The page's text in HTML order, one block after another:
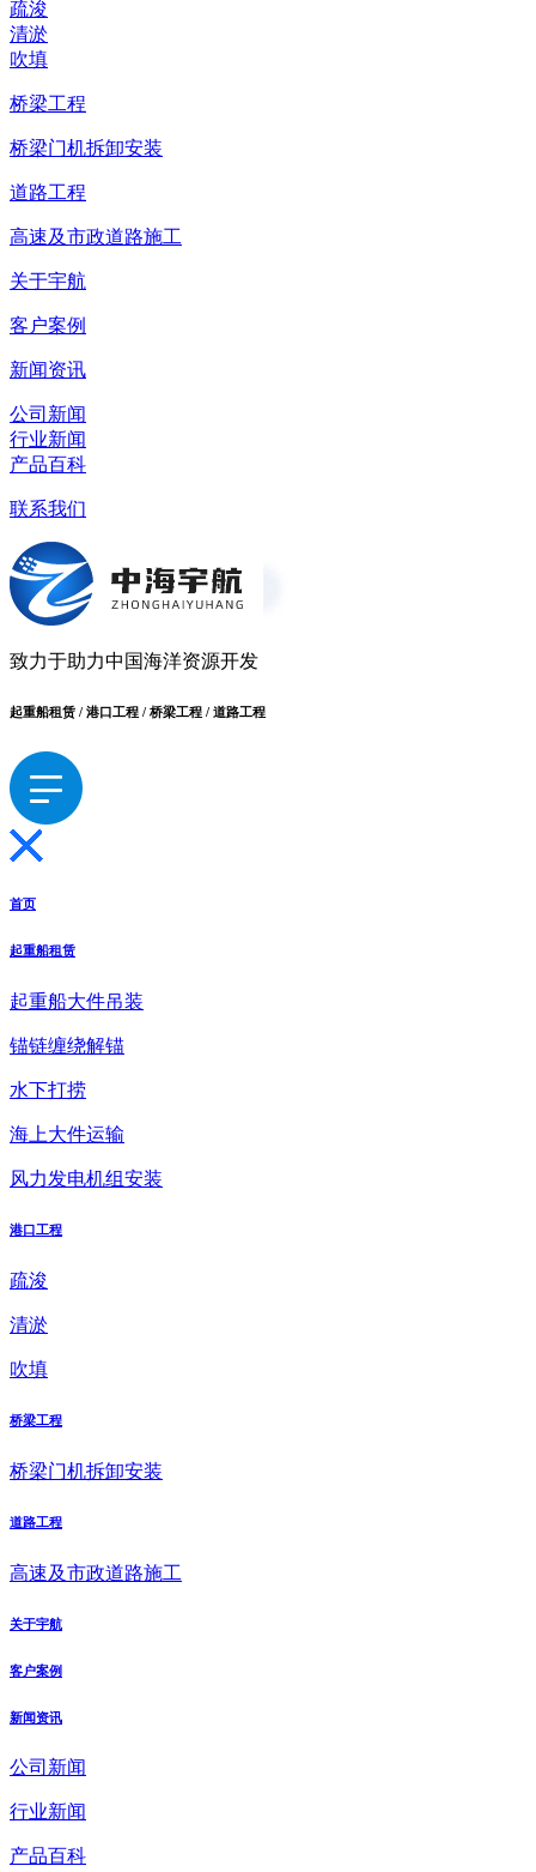
疏浚
清淤
吹填
桥梁工程
桥梁门机拆卸安装
道路工程
高速及市政道路施工
关于宇航
客户案例
新闻资讯
公司新闻
行业新闻
产品百科
联系我们
致力于助力中国海洋资源开发
起重船租赁 / 港口工程 / 桥梁工程 / 道路工程
首页
起重船租赁
起重船大件吊装
锚链缠绕解锚
水下打捞
海上大件运输
风力发电机组安装
港口工程
疏浚
清淤
吹填
桥梁工程
桥梁门机拆卸安装
道路工程
高速及市政道路施工
关于宇航
客户案例
新闻资讯
公司新闻
行业新闻
产品百科